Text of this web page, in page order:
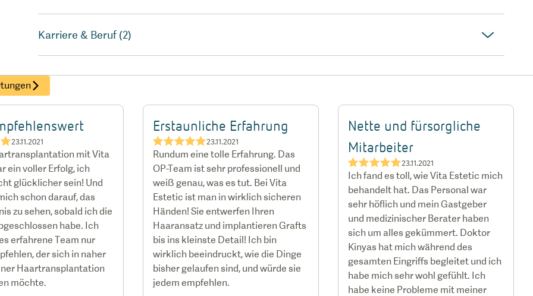
Karriere & Beruf (2)
23.11.2021
mit Vita
ein voller Erfolg, ich
glücklicher sein! Und
schon darauf, das
zu sehen, sobald ich die
habe. Ich
erfahrene Team nur
der sich in naher
Haartransplantation
möchte.
Erstaunliche Erfahrung
★★★★★23.11.2021
Rundum eine tolle Erfahrung. Das
OP-Team ist sehr professionell und
weiß genau, was es tut. Bei Vita
Estetic ist man in wirklich sicheren
Händen! Sie entwerfen Ihren
Haaransatz und implantieren Grafts
bis ins kleinste Detail! Ich bin
wirklich beeindruckt, wie die Dinge
bisher gelaufen sind, und würde sie
jedem empfehlen.
Nette und fürsorgliche
Mitarbeiter
★★★★★23.11.2021
Ich fand es toll, wie Vita Estetic mich
behandelt hat. Das Personal war
sehr höflich und mein Gastgeber
und medizinischer Berater haben
sich um alles gekümmert. Doktor
Kinyas hat mich während des
gesamten Eingriffs begleitet und ich
habe mich sehr wohl gefühlt. Ich
habe keine Probleme mit meiner